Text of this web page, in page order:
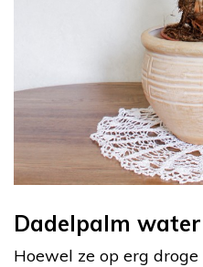
Dadelpalm water
Hoewel ze op erg